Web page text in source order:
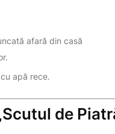
afară din casă
apă rece.
de